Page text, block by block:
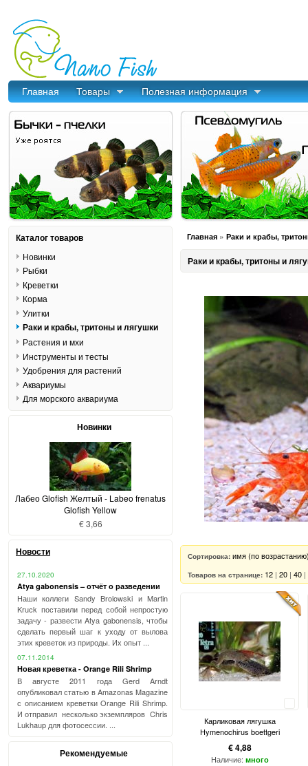
Главная Товары Полезная информация
Главная » Раки и крабы,
Раки и крабы, тритоны и
Сортировка: имя (по
Товаров на странице: 12 | 20 | 40 |
Карликовая лягушка
Hymenochirus boettgeri
€ 4,88
Наличие: много
Каталог товаров
Новинки
Рыбки
Креветки
Корма
Улитки
Раки и крабы, тритоны и лягушки
Растения и мхи
Инструменты и тесты
Удобрения для растений
Аквариумы
Для морского аквариума
Новинки
Лабео Glofish Желтый - Labeo frenatus
Glofish Yellow
€ 3,66
Новости
27.10.2020
Atya gabonensis – отчёт о разведении
Наши коллеги Sandy Brolowski и Martin
Kruck поставили перед собой непростую
задачу - развести Atya gabonensis, чтобы
сделать первый шаг к уходу от вылова
этих креветок из природы. Их опыт ...
07.11.2014
Новая креветка - Orange Rili Shrimp
В августе 2011 года Gerd Arndt
опубликовал статью в Amazonas Magazine
с описанием креветки Orange Rili Shrimp.
И отправил несколько экземпляров Chris
Lukhaup для фотосессии. ...
Рекомендуемые